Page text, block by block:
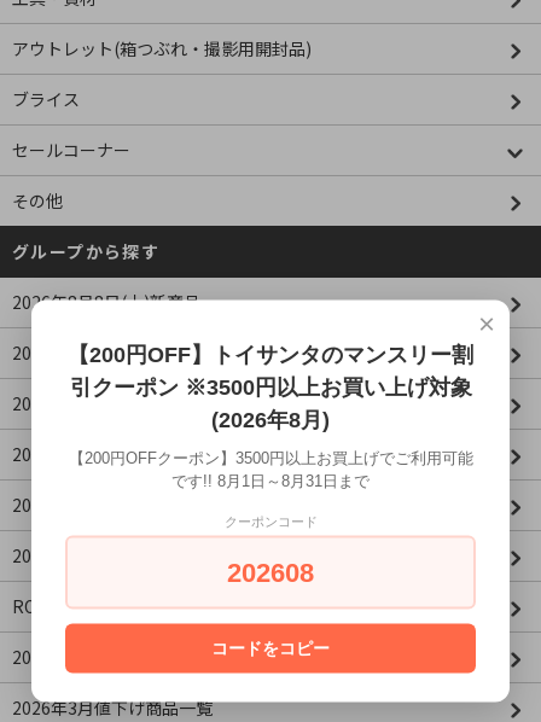
アウトレット(箱つぶれ・撮影用開封品)
ブライス
セールコーナー
その他
グループから探す
2026年8月8日(土)新商品
2026年8月7日(金)新商品
2026年8月6日(木)新商品
2026年8月5日(水)新商品
2026年8月4日(火)新商品
2026年8月3日(月)新商品
ROBOTIMEシリーズ
2026年4月値下げ商品一覧(更新：2026/04/16)
2026年3月値下げ商品一覧
×
【200円OFF】トイサンタのマンスリー割
引クーポン ※3500円以上お買い上げ対象
(2026年8月)
【200円OFFクーポン】3500円以上お買上げでご利用可能
です!! 8月1日～8月31日まで
クーポンコード
202608
コードをコピー